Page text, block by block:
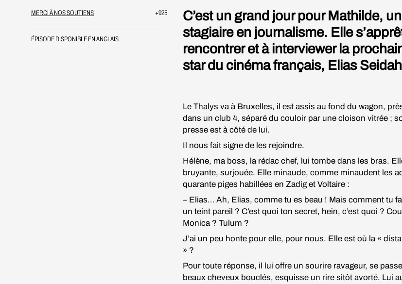
MERCI À NOS SOUTIENS +925
ÉPISODE DISPONIBLE EN ANGLAIS
C’est un grand jour pour Mathilde,
stagiaire en journalisme. Elle
rencontrer et à interviewer la
star du cinéma français, Elias
Le Thalys va à Bruxelles, il est assis au fond du wagon,
dans un club 4, séparé du couloir par une cloison vitrée ;
presse est à côté de lui.
Il nous fait signe de les rejoindre.
Hélène, ma boss, la rédac chef, lui tombe dans les bras.
bruyante, surjouée. Elle minaude, comme minaudent les
quarante piges habillées en Zadig et Voltaire :
– Elias… Ah, Elias, comme tu es beau ! Mais comment tu
un teint pareil ? C’est quoi ton secret, hein, c’est quoi ?
Monica ? Tulum ?
J’ai un peu honte pour elle, pour nous. Elle est où la «
» ?
Pour toute réponse, il lui offre un sourire ravageur, se
beaux cheveux bouclés, esquisse un rire sitôt avorté. Lui